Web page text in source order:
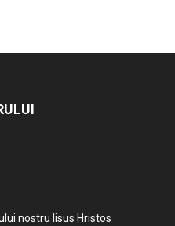
nostru Iisus Hristos